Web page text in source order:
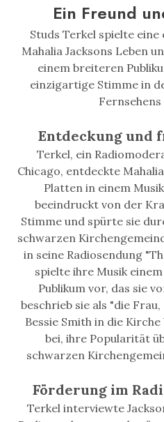
Ein Freund
Studs Terkel spielte
Mahalia Jacksons Leben
einem breiteren
einzigartige Stimme in
Entdeckung und
Terkel, ein
Chicago, entdeckte
Platten in einem
beeindruckt von der
Stimme und spürte sie
schwarzen
in seine Radiosendung
spielte ihre Musik
Publikum vor, das sie
beschrieb sie als "die
Bessie Smith in die
bei, ihre Popularität
schwarzen
Förderung im
Terkel interviewte